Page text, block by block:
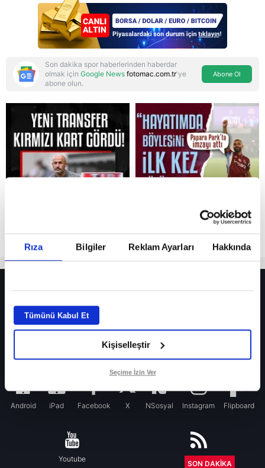
Rıza Bilgiler Reklam Ayarları Hakkında
Tümünü Kabul Et
Kişiselleştir
Seçime İzin Ver
Reddet
Son dakika spor haberlerinden haberdar
olmak için Google News fotomac.com.tr'ye
abone olun.
Abone Ol
Fenerbahçe’de sürpriz ayrılık ihtimali! Devre arasında gelmişti
Fenerbahçe’nin yeni transferi Mason Greenwood için olay sözler!
Galatasaray’da rota yeniden Thiago Almada!
Android iPad Facebook X NSosyal Instagram Flipboard
Youtube RSS
SON DAKİKA